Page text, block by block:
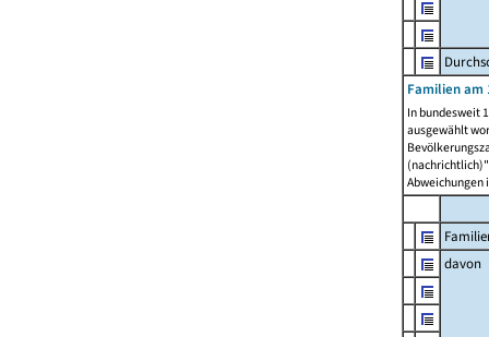
Familien am
In bundesweit
ausgewählt
Abweichungen
davon